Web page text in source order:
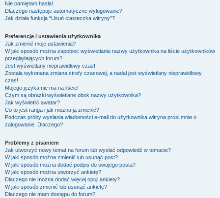
Nie pamiętam hasła!
Dlaczego następuje automatyczne wylogowanie?
Jak działa funkcja “Usuń ciasteczka witryny”?
Preferencje i ustawienia użytkownika
Jak zmienić moje ustawienia?
W jaki sposób można zapobiec wyświetlaniu nazwy użytkownika na liście użytkowników
przeglądających forum?
Jest wyświetlany nieprawidłowy czas!
Została wykonana zmiana strefy czasowej, a nadal jest wyświetlany nieprawidłowy
czas!
Mojego języka nie ma na liście!
Czym są obrazki wyświetlane obok nazwy użytkownika?
Jak wyświetlić awatar?
Co to jest ranga i jak można ją zmienić?
Podczas próby wysłania wiadomości e-mail do użytkownika witryna prosi mnie o
zalogowanie. Dlaczego?
Problemy z pisaniem
Jak utworzyć nowy temat na forum lub wysłać odpowiedź w temacie?
W jaki sposób można zmienić lub usunąć post?
W jaki sposób można dodać podpis do swojego posta?
W jaki sposób można utworzyć ankietę?
Dlaczego nie można dodać więcej opcji ankiety?
W jaki sposób zmienić lub usunąć ankietę?
Dlaczego nie mam dostępu do forum?